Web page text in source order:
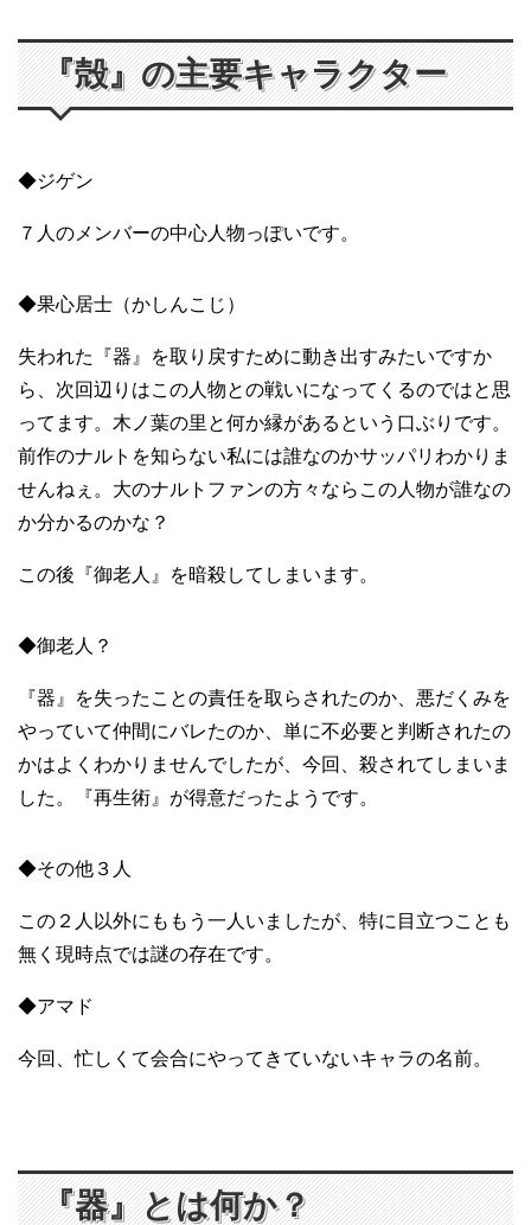
『殻』の主要キャラクター
◆ジゲン
７人のメンバーの中心人物っぽいです。
◆果心居士（かしんこじ）
失われた『器』を取り戻すために動き出すみたいですか
ら、次回辺りはこの人物との戦いになってくるのではと思
ってます。木ノ葉の里と何か縁があるという口ぶりです。
前作のナルトを知らない私には誰なのかサッパリわかりま
せんねぇ。大のナルトファンの方々ならこの人物が誰なの
か分かるのかな？
この後『御老人』を暗殺してしまいます。
◆御老人？
『器』を失ったことの責任を取らされたのか、悪だくみを
やっていて仲間にバレたのか、単に不必要と判断されたの
かはよくわかりませんでしたが、今回、殺されてしまいま
した。『再生術』が得意だったようです。
◆その他３人
この２人以外にももう一人いましたが、特に目立つことも
無く現時点では謎の存在です。
◆アマド
今回、忙しくて会合にやってきていないキャラの名前。
『器』とは何か？